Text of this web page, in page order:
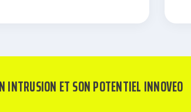
INTRUSION ET SON POTENTIEL INNOVEO